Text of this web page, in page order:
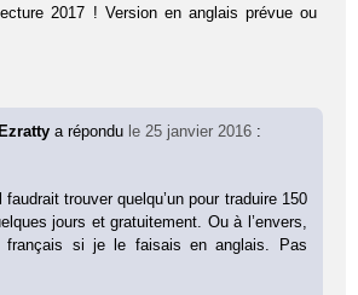
2017 ! Version en anglais prévue ou
a répondu le 25 janvier 2016 :
faudrait trouver quelqu’un pour traduire 150
jours et gratuitement. Ou à l’envers,
français si je le faisais en anglais. Pas